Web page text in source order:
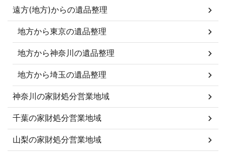
遠方(地方)からの遺品整理
地方から東京の遺品整理
地方から神奈川の遺品整理
地方から埼玉の遺品整理
神奈川の家財処分営業地域
千葉の家財処分営業地域
山梨の家財処分営業地域